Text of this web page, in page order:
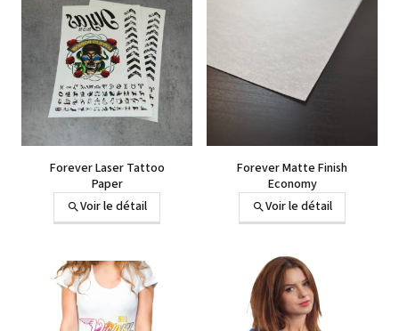
Forever Laser Tattoo
Paper
Voir le détail
Forever Matte Finish
Economy
Voir le détail